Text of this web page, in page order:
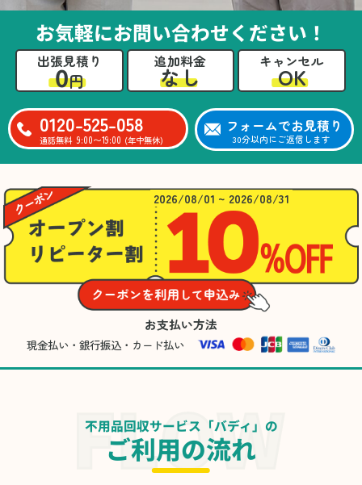
お気軽にお問い合わせください！
出張見積り
0円
追加料金
なし
キャンセル
OK
0120-525-058
通話無料 9:00〜19:00 (年中無休)
フォームでお見積り
30分以内にご返信します
2026/08/01 ~ 2026/08/31
お支払い方法
現金払い・銀行振込・カード払い
不用品回収サービス「バディ」の
ご利用の流れ